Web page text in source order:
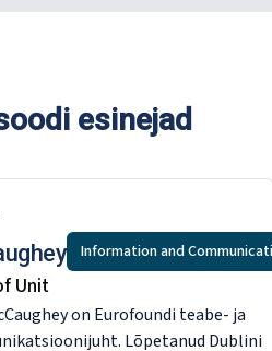
esinejad
Unit
Information and
on Eurofoundi teabe- ja
Lõpetanud Dublini